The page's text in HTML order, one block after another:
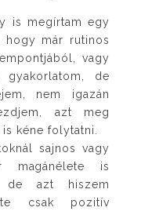
is megírtam egy
hogy már rutinos
vagy
gyakorlatom, de
nem igazán
azt meg
kéne folytatni.
sajnos vagy
magánélete is
de azt hiszem
csak pozitív